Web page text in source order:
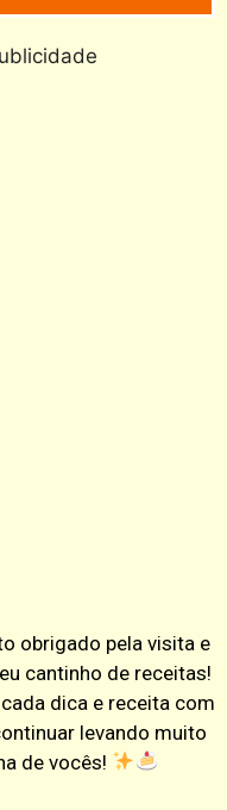
obrigado pela visita e
cantinho de receitas!
dica e receita com
levando muito
de vocês!